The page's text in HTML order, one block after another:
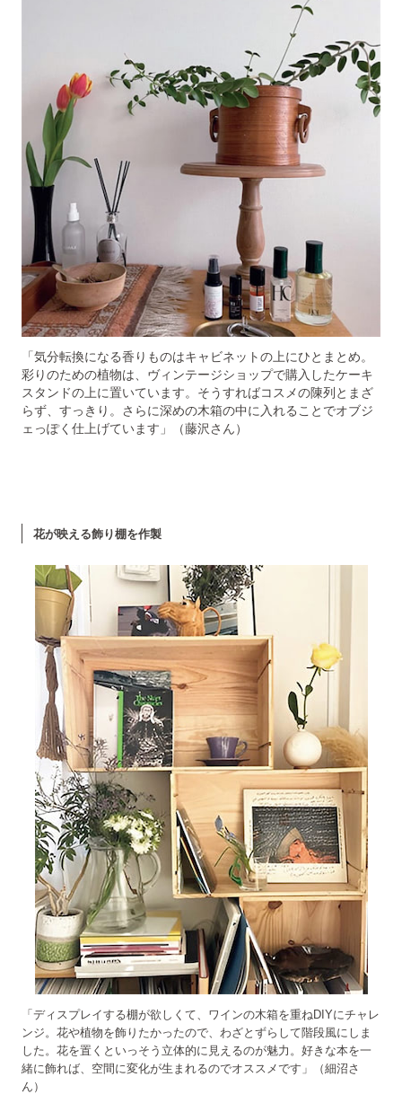
「気分転換になる香りものはキャビネットの上にひとまとめ。
彩りのための植物は、ヴィンテージショップで購入したケーキ
スタンドの上に置いています。そうすればコスメの陳列とまざ
らず、すっきり。さらに深めの木箱の中に入れることでオブジ
ェっぽく仕上げています」（藤沢さん）
花が映える飾り棚を作製
「ディスプレイする棚が欲しくて、ワインの木箱を重ねDIYにチャレ
ンジ。花や植物を飾りたかったので、わざとずらして階段風にしま
した。花を置くといっそう立体的に見えるのが魅力。好きな本を一
緒に飾れば、空間に変化が生まれるのでオススメです」（細沼さ
ん）